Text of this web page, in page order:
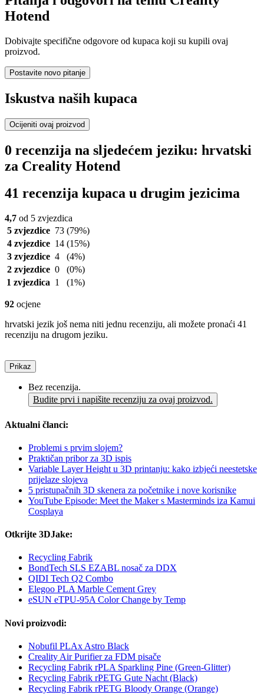
Hotend
Dobivajte specifične odgovore od kupaca koji su kupili ovaj
proizvod.
Postavite novo pitanje
Iskustva naših kupaca
Ocijeniti ovaj proizvod
0 recenzija na sljedećem jeziku: hrvatski
za Creality Hotend
41 recenzija kupaca u drugim jezicima
4,7 od 5 zvjezdica
5 zvjezdice 73 (79%)
4 zvjezdice 14 (15%)
3 zvjezdice 4
(4%)
2 zvjezdice 0
(0%)
1 zvjezdica 1 (1%)
92 ocjene
hrvatski jezik još nema niti jednu recenziju, ali možete pronaći 41
recenziju na drugom jeziku.
Prikaz
Bez recenzija.
Budite prvi i napišite recenziju za ovaj proizvod.
Aktualni članci:
Problemi s prvim slojem?
Praktičan pribor za 3D ispis
Variable Layer Height u 3D printanju: kako izbjeći neestetske
prijelaze slojeva
5 pristupačnih 3D skenera za početnike i nove korisnike
YouTube Episode: Meet the Maker s Masterminds iza Kamui
Cosplaya
Otkrijte 3DJake:
Recycling Fabrik
BondTech SLS EZABL nosač za DDX
QIDI Tech Q2 Combo
Elegoo PLA Marble Cement Grey
eSUN eTPU-95A Color Change by Temp
Novi proizvodi:
Nobufil PLAx Astro Black
Creality Air Purifier za FDM pisače
Recycling Fabrik rPLA Sparkling Pine (Green-Glitter)
Recycling Fabrik rPETG Gute Nacht (Black)
Recycling Fabrik rPETG Bloody Orange (Orange)